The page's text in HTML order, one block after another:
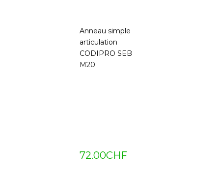
Anneau simple
articulation
CODIPRO SEB
M20
72.00CHF